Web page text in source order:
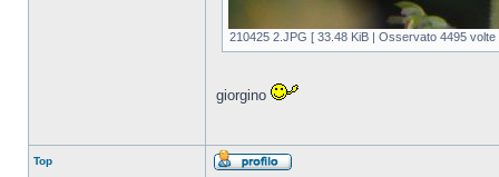
210425 2.JPG [ 33.48 KiB | Osservato 4495 volte
giorgino
Top